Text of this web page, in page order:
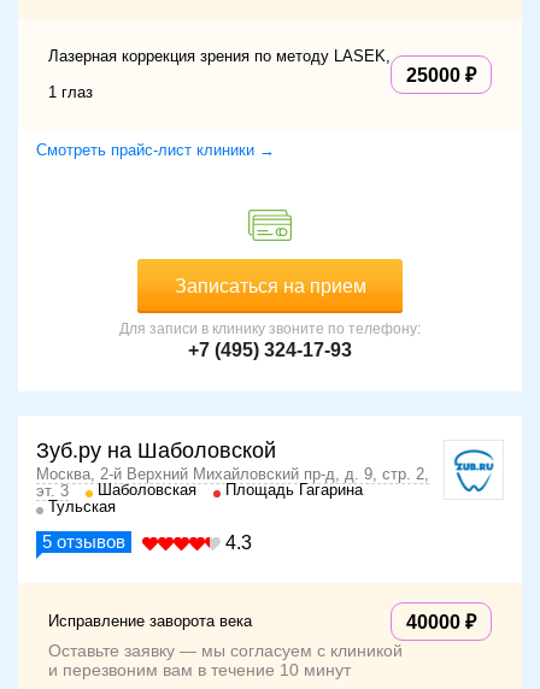
Лазерная коррекция зрения по методу LASEK,
1 глаз
25000
Смотреть прайс-лист клиники →
Записаться на прием
Для записи в клинику звоните по телефону:
+7 (495) 324-17-93
Зуб.ру на Шаболовской
Москва, 2-й Верхний Михайловский пр-д, д. 9, стр. 2,
эт. 3
Шаболовская
Площадь Гагарина
Тульская
5 отзывов 4.3
Исправление заворота века 40000
Оставьте заявку — мы согласуем с клиникой
и перезвоним вам в течение 10 минут